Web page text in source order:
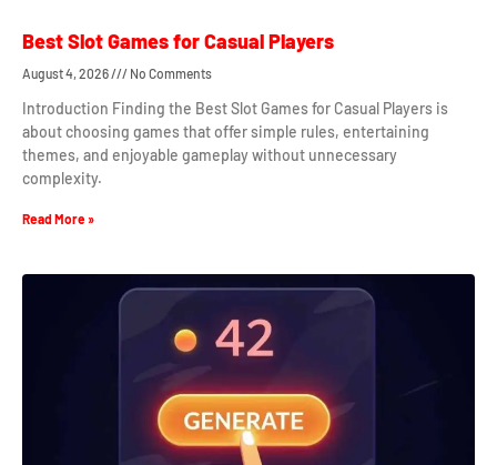
Best Slot Games for Casual Players
August 4, 2026 No Comments
Introduction Finding the Best Slot Games for Casual Players is
about choosing games that offer simple rules, entertaining
themes, and enjoyable gameplay without unnecessary
complexity.
Read More »